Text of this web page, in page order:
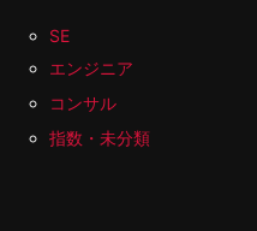
SE
エンジニア
コンサル
指数・未分類